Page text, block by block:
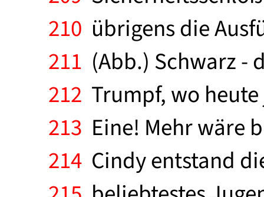
210 übrigens die
211 (Abb.) Schwarz -
212 Trumpf, wo
213 Eine! Mehr wäre
214 Cindy entstand